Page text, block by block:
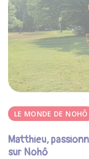
LE MONDE DE NOHÔ
Matthieu,
sur Nohô